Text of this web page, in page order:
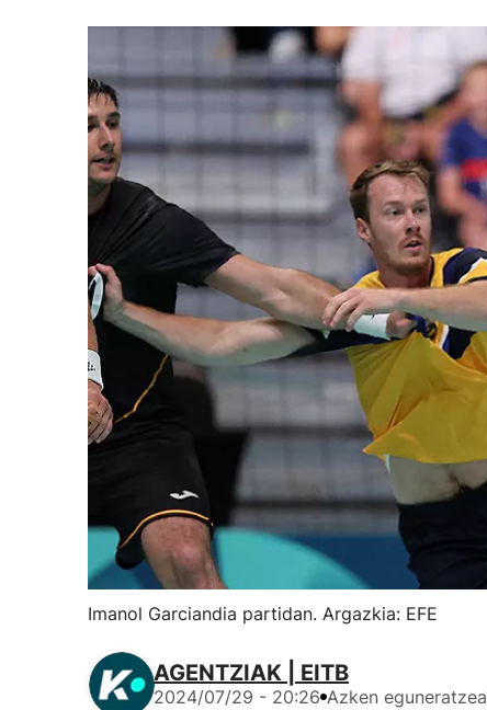
Imanol Garciandia partidan. Argazkia: EFE
AGENTZIAK | EITB
2024/07/29 - 20:26 Azken eguneratzea